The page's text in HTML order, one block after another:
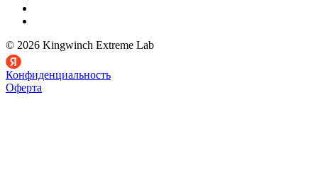
© 2026 Kingwinch Extreme Lab
Конфиденциальность
Оферта